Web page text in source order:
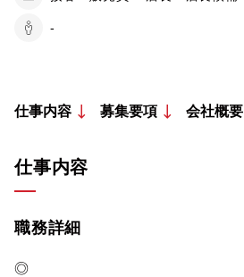
-
仕事内容 募集要項 会社概要
仕事内容
職務詳細
◎